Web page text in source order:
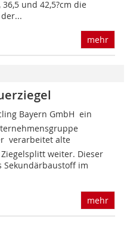
und 42,5?cm die
mehr
Bayern GmbH  ein
 verarbeitet alte
weiter. Dieser
Sekundärbaustoff im
mehr